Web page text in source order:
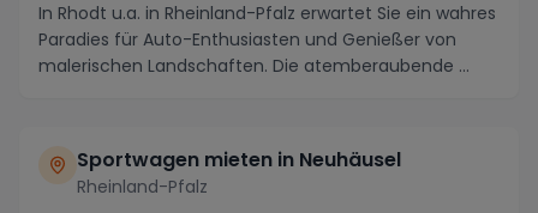
In Rhodt u.a. in Rheinland-Pfalz erwartet Sie ein wahres
Paradies für Auto-Enthusiasten und Genießer von
malerischen Landschaften. Die atemberaubende ...
Sportwagen mieten in Neuhäusel
Rheinland-Pfalz